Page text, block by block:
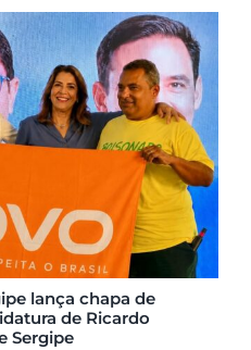
lança chapa de
de Ricardo
Sergipe